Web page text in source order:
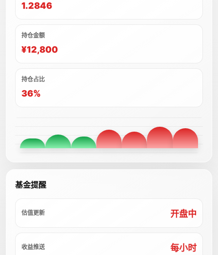
1.2846
持仓金额
¥12,800
持仓占比
36%
基金提醒
估值更新 开盘中
收益推送 每小时